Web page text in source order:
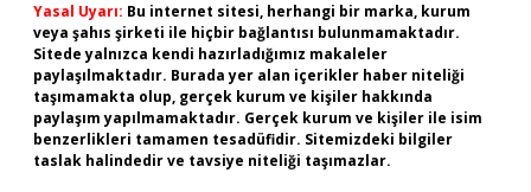
Yasal Uyarı: Bu internet sitesi, herhangi bir marka, kurum
veya şahıs şirketi ile hiçbir bağlantısı bulunmamaktadır.
Sitede yalnızca kendi hazırladığımız makaleler
paylaşılmaktadır. Burada yer alan içerikler haber niteliği
taşımamakta olup, gerçek kurum ve kişiler hakkında
paylaşım yapılmamaktadır. Gerçek kurum ve kişiler ile isim
benzerlikleri tamamen tesadüfidir. Sitemizdeki bilgiler
taslak halindedir ve tavsiye niteliği taşımazlar.